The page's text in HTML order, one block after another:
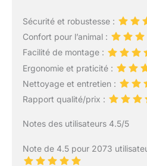
Sécurité et robustesse :
Confort pour l’animal :
Facilité de montage :
Ergonomie et praticité :
Nettoyage et entretien :
Rapport qualité/prix :
Notes des utilisateurs 4.5/5
Note de 4.5 pour 2073